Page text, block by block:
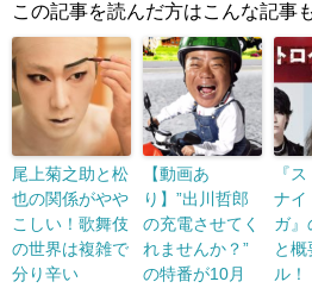
この記事を読んだ方はこんな記事
尾上菊之助と松
也の関係がやや
こしい！歌舞伎
の世界は複雑で
分り辛い
【動画あ
り】”出川哲郎
の充電させてく
れませんか？”
の特番が10月
『
ナイ
ガ』
と
ル！